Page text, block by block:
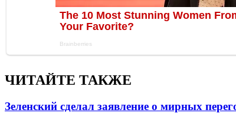
ЧИТАЙТЕ ТАКЖЕ
Зеленский сделал заявление о мирных